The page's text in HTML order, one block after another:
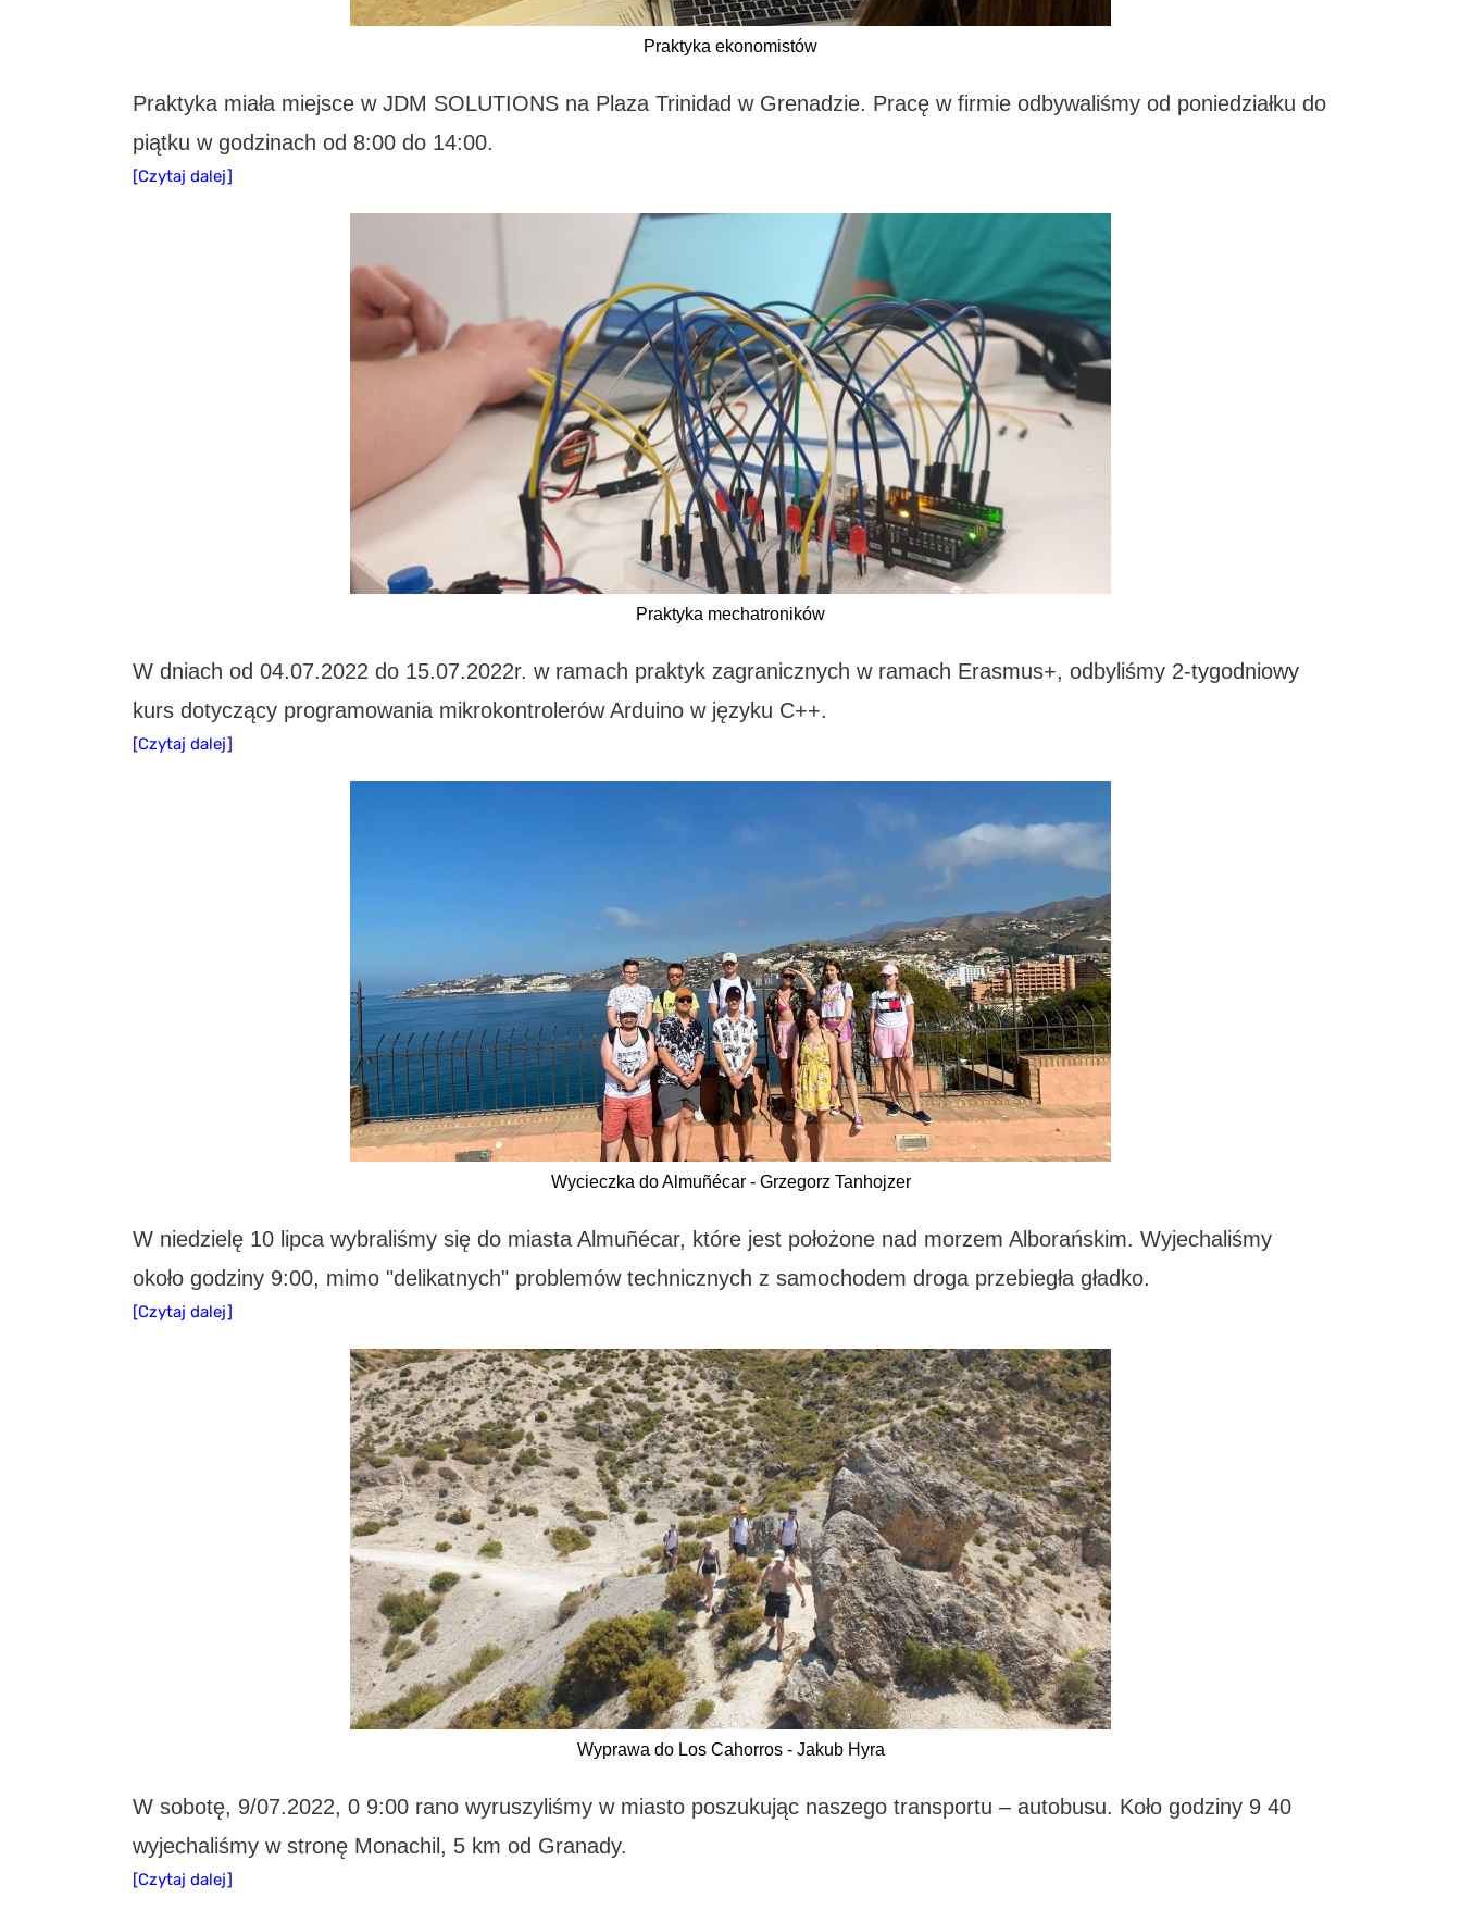
Praktyka ekonomistów
Praktyka miała miejsce w JDM SOLUTIONS na Plaza Trinidad w Grenadzie. Pracę w firmie odbywaliśmy od poniedziałku do
piątku w godzinach od 8:00 do 14:00.
[Czytaj dalej]
Praktyka mechatroników
W dniach od 04.07.2022 do 15.07.2022r. w ramach praktyk zagranicznych w ramach Erasmus+, odbyliśmy 2-tygodniowy
kurs dotyczący programowania mikrokontrolerów Arduino w języku C++.
[Czytaj dalej]
Wycieczka do Almuñécar - Grzegorz Tanhojzer
W niedzielę 10 lipca wybraliśmy się do miasta Almuñécar, które jest położone nad morzem Alborańskim. Wyjechaliśmy
około godziny 9:00, mimo "delikatnych" problemów technicznych z samochodem droga przebiegła gładko.
[Czytaj dalej]
Wyprawa do Los Cahorros - Jakub Hyra
W sobotę, 9/07.2022, 0 9:00 rano wyruszyliśmy w miasto poszukując naszego transportu – autobusu. Koło godziny 9 40
wyjechaliśmy w stronę Monachil, 5 km od Granady.
[Czytaj dalej]